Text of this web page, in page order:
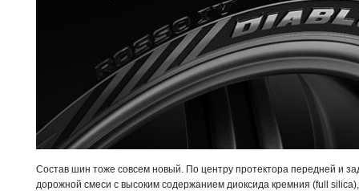
Состав шин тоже совсем новый. По центру протектора передней и
дорожной смеси с высоким содержанием диоксида кремния (full